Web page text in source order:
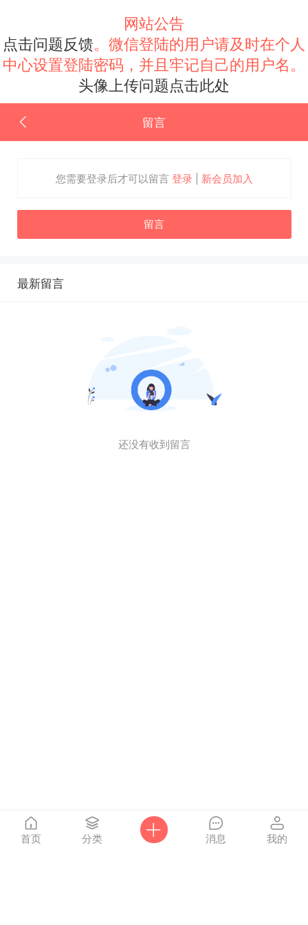
网站公告
点击问题反馈。微信登陆的用户请及时在个人
中心设置登陆密码，并且牢记自己的用户名。
头像上传问题点击此处
留言
您需要登录后才可以留言 登录| 新会员加入
留言
最新留言
还没有收到留言
首页 分类 消息 我的